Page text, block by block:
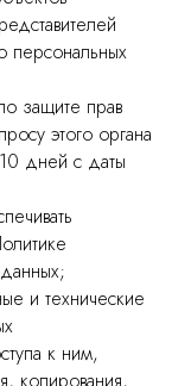
персональных
защите прав
этого органа
дней с даты
и технические
к ним,